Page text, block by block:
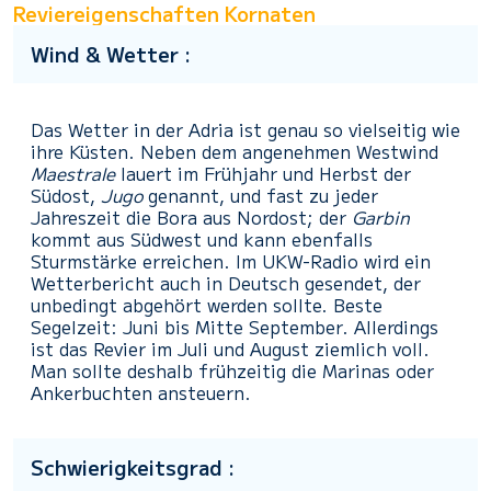
Reviereigenschaften Kornaten
Wind & Wetter :
Das Wetter in der Adria ist genau so vielseitig wie
ihre Küsten. Neben dem angenehmen Westwind
Maestralelauert im Frühjahr und Herbst der
Südost, Jugogenannt, und fast zu jeder
Jahreszeit die Bora aus Nordost; der Garbin
kommt aus Südwest und kann ebenfalls
Sturmstärke erreichen. Im UKW-Radio wird ein
Wetterbericht auch in Deutsch gesendet, der
unbedingt abgehört werden sollte. Beste
Segelzeit: Juni bis Mitte September. Allerdings
ist das Revier im Juli und August ziemlich voll.
Man sollte deshalb frühzeitig die Marinas oder
Ankerbuchten ansteuern.
Schwierigkeitsgrad :